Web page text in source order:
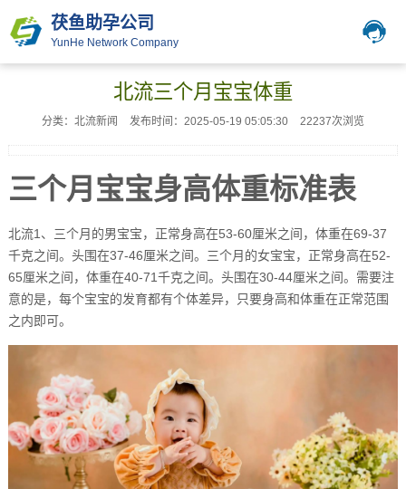
茯鱼助孕公司
YunHe Network Company
北流三个月宝宝体重
分类：北流新闻 发布时间：2025-05-19 05:05:30 22237次浏览
三个月宝宝身高体重标准表
北流1、三个月的男宝宝，正常身高在53-60厘米之间，体重在69-37
千克之间。头围在37-46厘米之间。三个月的女宝宝，正常身高在52-
65厘米之间，体重在40-71千克之间。头围在30-44厘米之间。需要注
意的是，每个宝宝的发育都有个体差异，只要身高和体重在正常范围
之内即可。